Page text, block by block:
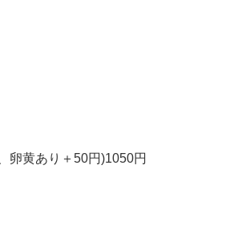
卵黄あり＋50円)1050円